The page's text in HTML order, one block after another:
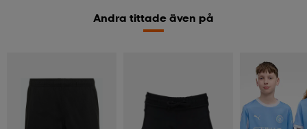
Andra tittade även på